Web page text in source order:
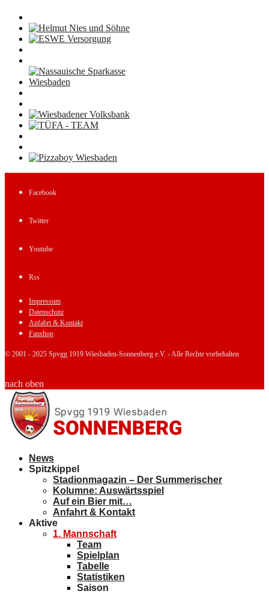
Facebook
Twitter
Youtube
Rss
Impressum
Datenschutz
Anfahrt & Kontakt
Fanshop
© 2001 - 2025 Spvgg 1919 Wiesbaden-Sonnenberg e.V. - Alle Rechte vorbehalten
nach oben
News
Spitzkippel
Stadionmagazin – Der Summerischer
Kolumne: Auswärtsspiel
Auf ein Bier mit…
Anfahrt & Kontakt
Aktive
1. Mannschaft
Team
Spielplan
Tabelle
Statistiken
Saison